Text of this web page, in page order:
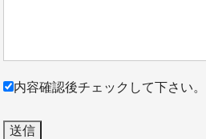
内容確認後チェックして下さい。